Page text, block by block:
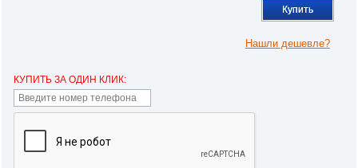
Купить
Нашли дешевле?
КУПИТЬ ЗА ОДИН КЛИК: